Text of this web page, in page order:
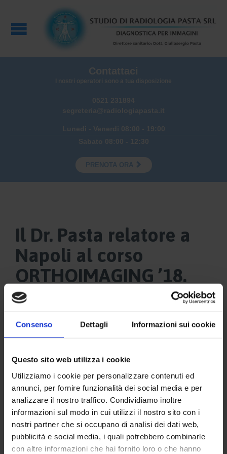
Consenso Dettagli Informazioni sui cookie
Questo sito web utilizza i cookie
Utilizziamo i cookie per personalizzare contenuti ed
annunci, per fornire funzionalità dei social media e per
analizzare il nostro traffico. Condividiamo inoltre
informazioni sul modo in cui utilizzi il nostro sito con i
nostri partner che si occupano di analisi dei dati web,
pubblicità e social media, i quali potrebbero combinarle
con altre informazioni che hai fornito loro o che hanno
Contattaci
I nostri operatori sono a tua disposizione
0521 231894
segreteria@radiologiapasta.it
Lunedi - Venerdi 08:00 - 19:00
Sabato 08:00 - 12:30
PRENOTA ORA 
Il Dr. Pasta relatore a
Napoli al corso
ORTHOIMAGING ’18.